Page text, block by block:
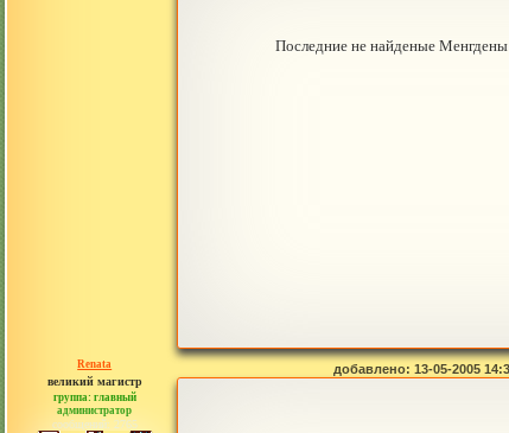
Последние не найденые
Renata
великий магистр
группа: главный
администратор
сообщений: 2765
добавлено: 13-05-2005